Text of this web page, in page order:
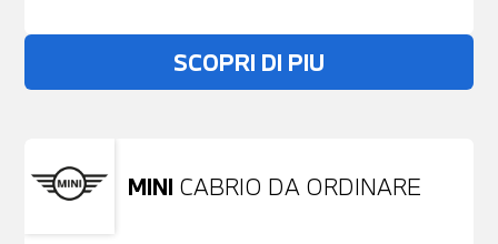
SCOPRI DI PIU
MINI CABRIO DA ORDINARE